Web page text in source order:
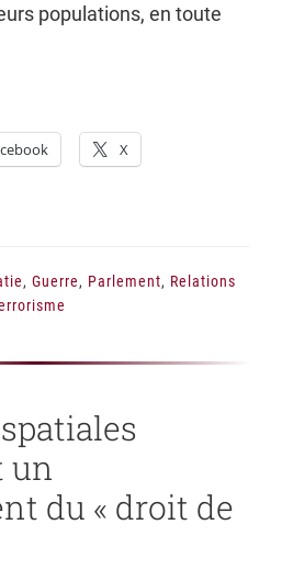
populations, en toute
X
, Guerre, Parlement, Relations
un
du « droit de